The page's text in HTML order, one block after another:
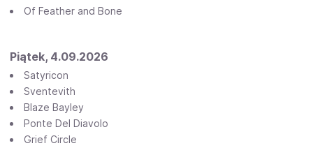
Of Feather and Bone
Piątek, 4.09.2026
Satyricon
Sventevith
Blaze Bayley
Ponte Del Diavolo
Grief Circle